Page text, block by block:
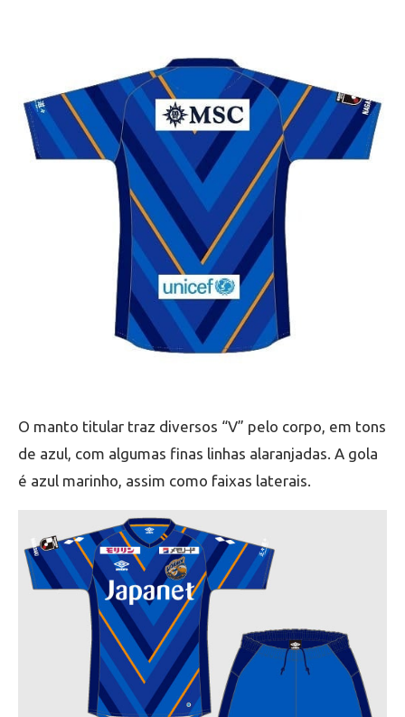
O manto titular traz diversos “V” pelo corpo, em tons
de azul, com algumas finas linhas alaranjadas. A gola
é azul marinho, assim como faixas laterais.